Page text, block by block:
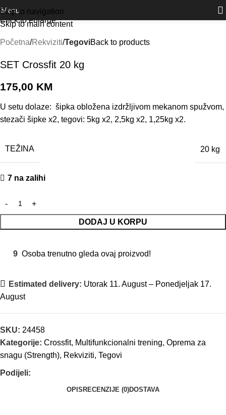
Skip to navigation
Skip to main content
Outlet
Menu
Click to enlarge
Početna Rekviziti TegoviBack to products
SET Crossfit 20 kg
175,00 KM
U setu dolaze: šipka obložena izdržljivom mekanom spužvom,
stezači šipke x2, tegovi: 5kg x2, 2,5kg x2, 1,25kg x2.
TEŽINA 20 kg
7 na zalihi
DODAJ U KORPU
9 Osoba trenutno gleda ovaj proizvod!
Estimated delivery: Utorak 11. August – Ponedjeljak 17.
August
SKU: 24458
Kategorije: Crossfit, Multifunkcionalni trening, Oprema za
snagu (Strength), Rekviziti, Tegovi
Podijeli:
OPIS RECENZIJE (0)DOSTAVA